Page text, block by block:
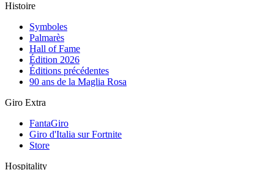
Histoire
Symboles
Palmarès
Hall of Fame
Édition 2026
Éditions précédentes
90 ans de la Maglia Rosa
Giro Extra
FantaGiro
Giro d'Italia sur Fortnite
Store
Hospitality